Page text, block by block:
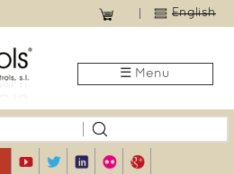
English
☰ Menu